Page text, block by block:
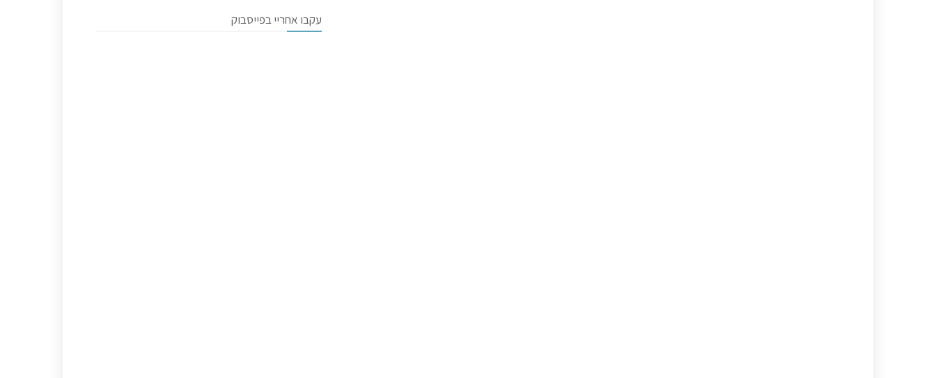
עקבו אחריי בפייסבוק